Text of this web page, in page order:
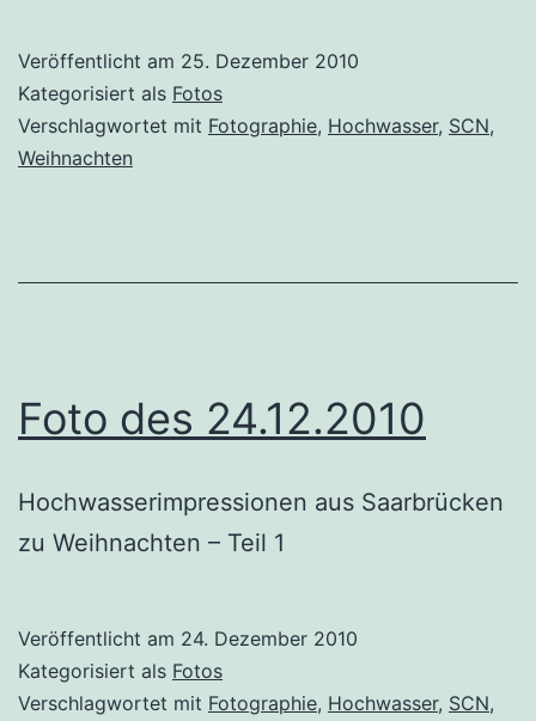
Veröffentlicht am 25. Dezember 2010
Kategorisiert als Fotos
Verschlagwortet mit Fotographie, Hochwasser, SCN,
Weihnachten
Foto des 24.12.2010
Hochwasserimpressionen aus Saarbrücken
zu Weihnachten – Teil 1
Veröffentlicht am 24. Dezember 2010
Kategorisiert als Fotos
Verschlagwortet mit Fotographie, Hochwasser, SCN,